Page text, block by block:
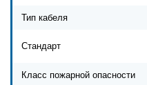
Тип кабеля
Стандарт
Класс пожарной опасности